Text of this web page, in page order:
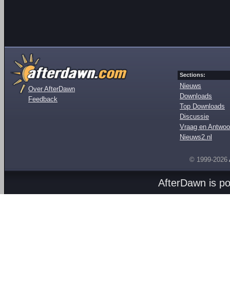
Over AfterDawn
Feedback
Sections:
Nieuws
Downloads
Top Downloads
Discussie
Vraag en
Nieuws2.nl
© 1999-2026
AfterDawn is